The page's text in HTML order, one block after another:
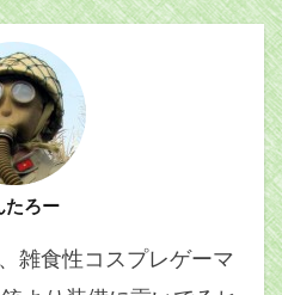
たろー
雑食性コスプレゲーマ